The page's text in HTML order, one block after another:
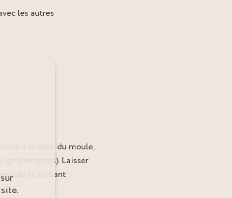
les autres
à la base du moule,
(tempérés). Laisser
de scintillant